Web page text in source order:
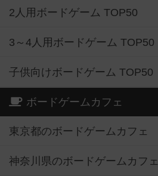
2人用ボードゲーム TOP50
3～4人用ボードゲーム TOP50
子供向けボードゲーム TOP50
ボードゲームカフェ
東京都のボードゲームカフェ
神奈川県のボードゲームカフェ